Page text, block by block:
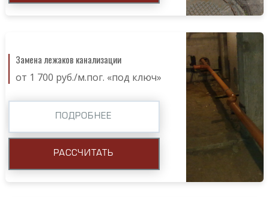
Замена лежаков канализации
от 1 700 руб./м.пог. «под ключ»
ПОДРОБНЕЕ
РАССЧИТАТЬ